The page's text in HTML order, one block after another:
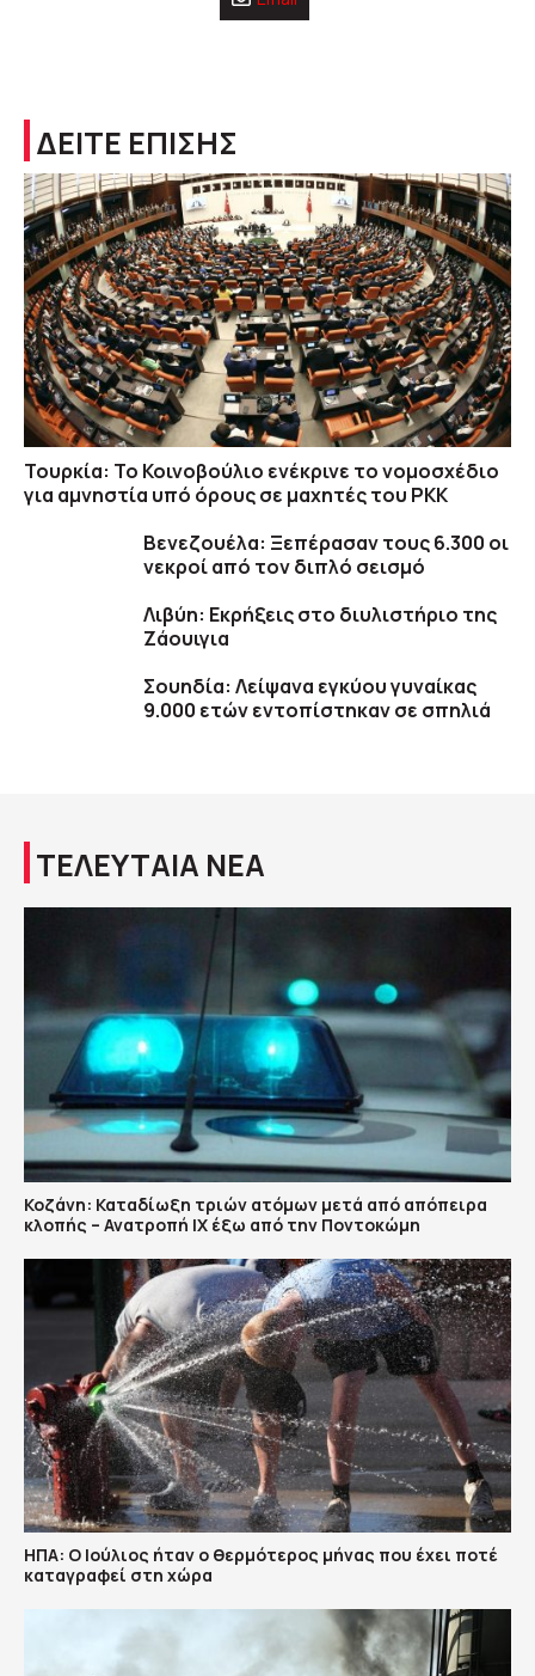
ΔΕΙΤΕ ΕΠΙΣΗΣ
Τουρκία: Το Κοινοβούλιο ενέκρινε το νομοσχέδιο
για αμνηστία υπό όρους σε μαχητές του PKK
Βενεζουέλα: Ξεπέρασαν τους 6.300 οι
νεκροί από τον διπλό σεισμό
Λιβύη: Εκρήξεις στο διυλιστήριο της
Ζάουιγια
Σουηδία: Λείψανα εγκύου γυναίκας
9.000 ετών εντοπίστηκαν σε σπηλιά
ΤΕΛΕΥΤΑΙΑ ΝΕΑ
Κοζάνη: Καταδίωξη τριών ατόμων μετά από απόπειρα
κλοπής – Ανατροπή ΙΧ έξω από την Ποντοκώμη
ΗΠΑ: Ο Ιούλιος ήταν ο θερμότερος μήνας που έχει ποτέ
καταγραφεί στη χώρα